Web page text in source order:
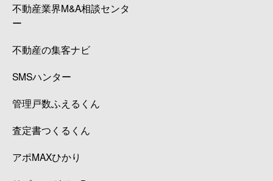
不動産業界M&A相談センタ
ー
不動産の集客ナビ
SMSハンター
管理戸数ふえるくん
査定書つくるくん
アポMAXひかり